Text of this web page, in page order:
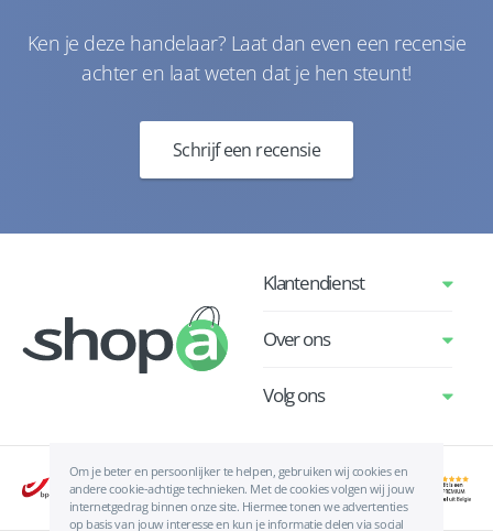
Ken je deze handelaar? Laat dan even een recensie
achter en laat weten dat je hen steunt!
Schrijf een recensie
Om je beter en persoonlijker te helpen, gebruiken wij cookies en
andere cookie-achtige technieken. Met de cookies volgen wij jouw
internetgedrag binnen onze site. Hiermee tonen we advertenties
op basis van jouw interesse en kun je informatie delen via social
Klantendienst
Over ons
Volg ons